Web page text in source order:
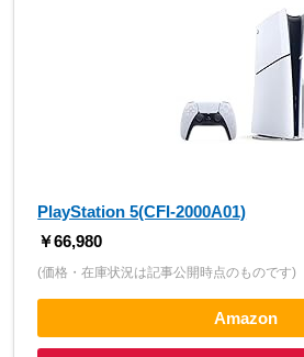
PlayStation 5(CFI-2000A01)
￥66,980
(価格・在庫状況は記事公開時点のものです)
Amazon